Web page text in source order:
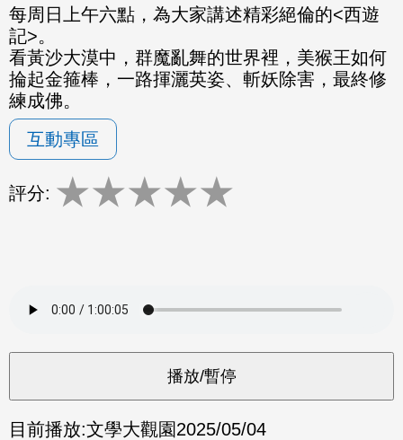
每周日上午六點，為大家講述精彩絕倫的<西遊
記>。
看黃沙大漠中，群魔亂舞的世界裡，美猴王如何
掄起金箍棒，一路揮灑英姿、斬妖除害，最終修
練成佛。
互動專區
評分: ★★★★★
目前播放:文學大觀園2025/05/04